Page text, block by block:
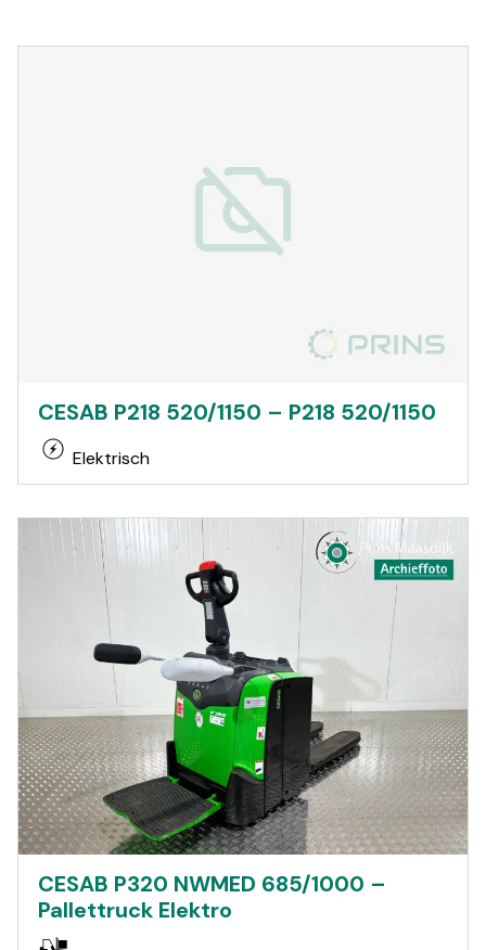
CESAB P218 520/1150 – P218 520/1150
Elektrisch
CESAB P320 NWMED 685/1000 –
Pallettruck Elektro